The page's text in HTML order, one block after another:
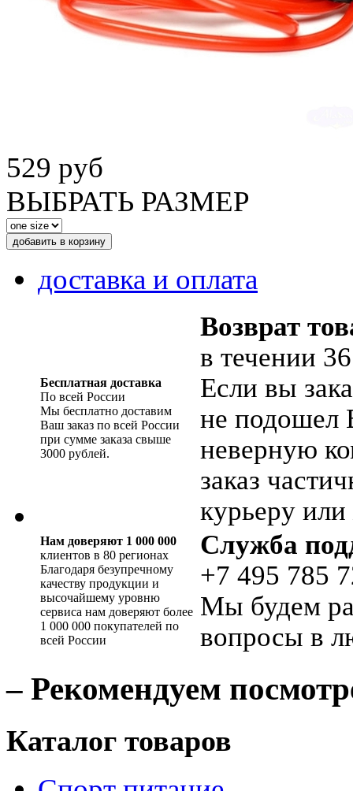
529 руб
ВЫБРАТЬ РАЗМЕР
доставка и оплата
Бесплатная доставка
По всей России
Мы бесплатно доставим
Ваш заказ по всей России
при сумме заказа свыше
3000 рублей.
Возврат
в течении
Если вы
не подошел
неверную
заказ
курьеру
Нам доверяют 1 000 000
клиентов в 80 регионах
Благодаря безупречному
качеству продукции и
высочайшему уровню
сервиса нам доверяют более
1 000 000 покупателей по
всей России
Служба
+7 495 785
Мы будем
вопросы в
– Рекомендуем
Каталог товаров